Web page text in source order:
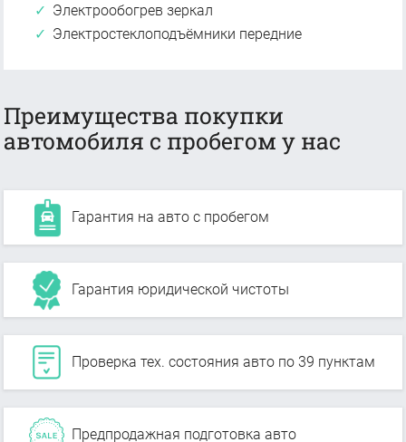
Электрообогрев зеркал
Электростеклоподъёмники передние
Преимущества покупки
автомобиля с пробегом у нас
Гарантия на авто с пробегом
Гарантия юридической чистоты
Проверка тех. состояния авто по 39 пунктам
Предпродажная подготовка авто